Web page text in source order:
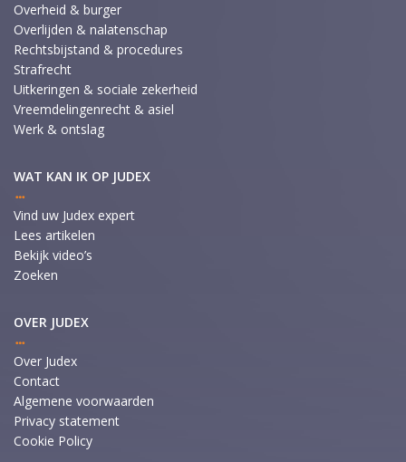
Overheid & burger
Overlijden & nalatenschap
Rechtsbijstand & procedures
Strafrecht
Uitkeringen & sociale zekerheid
Vreemdelingenrecht & asiel
Werk & ontslag
WAT KAN IK OP JUDEX
Vind uw Judex expert
Lees artikelen
Bekijk video’s
Zoeken
OVER JUDEX
Over Judex
Contact
Algemene voorwaarden
Privacy statement
Cookie Policy